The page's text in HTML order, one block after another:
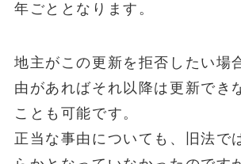
年ごととなります。
地主がこの更新を拒否したい場
由があればそれ以降は更新でき
ことも可能です。
正当な事由についても、旧法で